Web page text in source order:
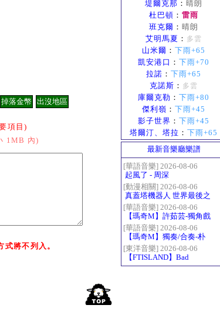
項目)
1MB 內)
將不列入。
堤爾克那 ： 晴朗
杜巴頓 ： 雷雨
班克爾 ： 晴朗
艾明馬夏 ： 多雲
山米爾 ： 下雨+65
凱安港口 ： 下雨+70
拉諾 ： 下雨+65
克諾斯 ： 多雲
庫爾克勒 ： 下雨+80
傑利嶺 ： 下雨+45
影子世界 ： 下雨+45
塔爾汀、塔拉 ： 下雨+65
最新音樂廳樂譜
[華語音樂] 2026-08-06
起風了 - 周深
[動漫相關] 2026-08-06
真蓋塔機器人 世界最後之
日OP2 HEATS
[華語音樂] 2026-08-06
【瑪奇M】許茹芸-獨角戲
[華語音樂] 2026-08-06
【瑪奇M】獨奏/合奏-朴
樹-那些花兒
[東洋音樂] 2026-08-06
【FTISLAND】Bad
Woman